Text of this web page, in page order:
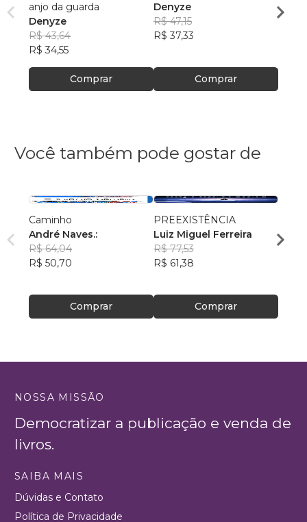
anjo da guarda
Denyze
R$ 43,64
R$ 34,55
Comprar
Denyze
R$ 47,15
R$ 37,33
Comprar
R$
Você também pode gostar de
Caminho
André Naves.:
R$ 64,04
R$ 50,70
Comprar
PREEXISTÊNCIA
Luiz Miguel Ferreira
R$ 77,53
R$ 61,38
Comprar
R$
NOSSA MISSÃO
Democratizar a publicação e venda de
livros.
SAIBA MAIS
Dúvidas e Contato
Política de Privacidade